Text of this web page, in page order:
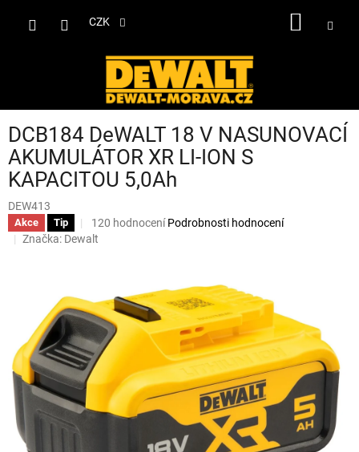
CZK
DCB184 DeWALT 18 V NASUNOVACÍ
AKUMULÁTOR XR LI-ION S
KAPACITOU 5,0Ah
DEW413
Akce Tip
Průměrné
hodnocení
z
5
hvězdiček.
120 hodnocení Podrobnosti hodnocení
Značka: Dewalt